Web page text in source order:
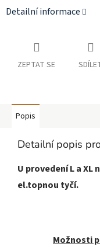
Detailní informace
ZEPTAT SE
Popis
Detailní popis
U provedení L a
el.topnou tyčí.
Možnosti